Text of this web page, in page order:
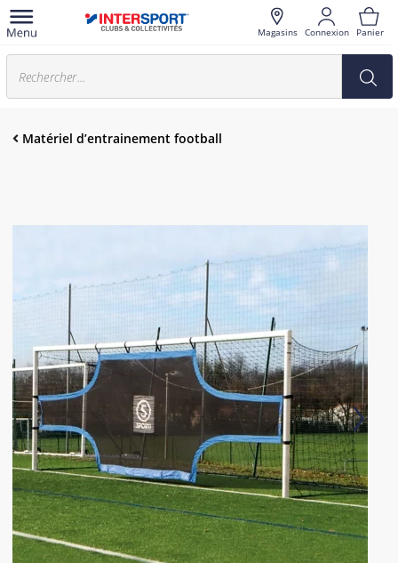
Magasins Connexion Panier
Matériel d’entrainement football
Next